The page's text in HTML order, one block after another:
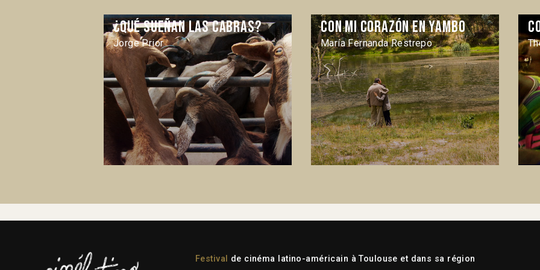
¿Qué sueñan las cabras?
Jorge Prior
Con mi corazón en Yambo
María Fernanda Restrepo
Festival
de cinéma latino-américain à Toulouse et dans sa région